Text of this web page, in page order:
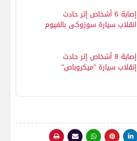
إصابة 6 أشخاص إثر حادث
انقلاب سيارة سوزوكي بالفيوم
إصابة 8 أشخاص إثر حادث
إنقلاب سيارة "ميكروباص"